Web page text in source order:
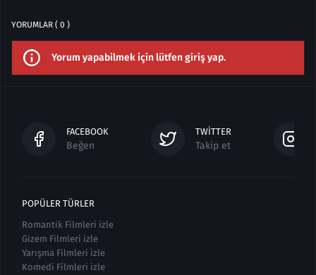
YORUMLAR ( 0 )
Yorum yapabilmek için lütfen giriş yap.
FACEBOOK
Beğen
TWITTER
Takip et
POPÜLER TÜRLER
Romantik Filmleri izle
Gizem Filmleri izle
Yarışma Filmleri izle
Komedi Filmleri izle